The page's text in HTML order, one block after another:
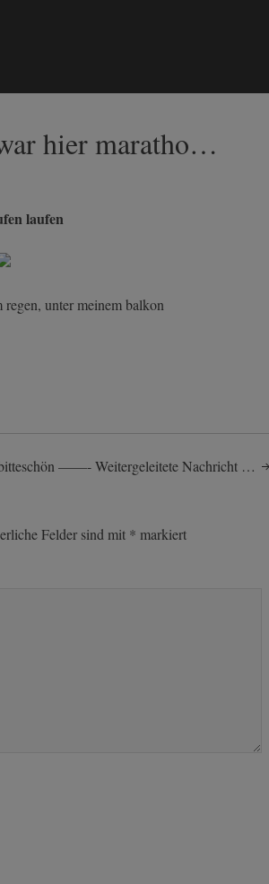
hier maratho…
laufen
unter meinem balkon
——- Weitergeleitete Nachricht …
Felder sind mit * markiert